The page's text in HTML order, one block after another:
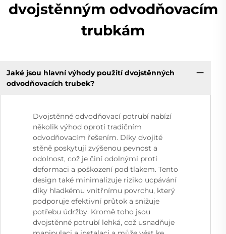
dvojstěnným odvodňovacím
trubkám
Jaké jsou hlavní výhody použití dvojstěnných
odvodňovacích trubek?
Dvojstěnné odvodňovací potrubí nabízí
několik výhod oproti tradičním
odvodňovacím řešením. Díky dvojité
stěně poskytují zvýšenou pevnost a
odolnost, což je činí odolnými proti
deformaci a poškození pod tlakem. Tento
design také minimalizuje riziko ucpávání
díky hladkému vnitřnímu povrchu, který
podporuje efektivní průtok a snižuje
potřebu údržby. Kromě toho jsou
dvojstěnné potrubí lehká, což usnadňuje